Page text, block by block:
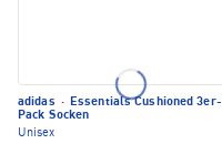
adidas · Essentials Cushioned 3er-
Pack Socken
Unisex